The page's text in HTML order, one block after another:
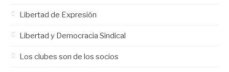
Libertad de Expresión
Libertad y Democracia Sindical
Los clubes son de los socios